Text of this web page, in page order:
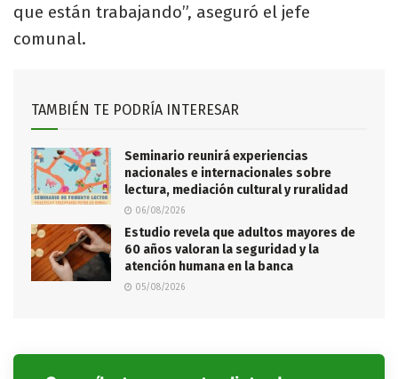
que están trabajando”, aseguró el jefe
comunal.
TAMBIÉN TE PODRÍA INTERESAR
Seminario reunirá experiencias
nacionales e internacionales sobre
lectura, mediación cultural y ruralidad
06/08/2026
Estudio revela que adultos mayores de
60 años valoran la seguridad y la
atención humana en la banca
05/08/2026